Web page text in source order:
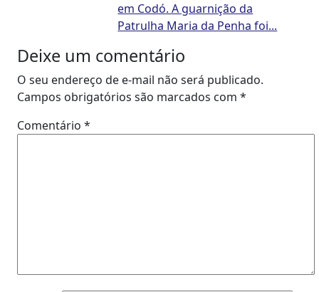
em Codó. A guarnição da
Patrulha Maria da Penha foi...
Deixe um comentário
O seu endereço de e-mail não será publicado.
Campos obrigatórios são marcados com *
Comentário *